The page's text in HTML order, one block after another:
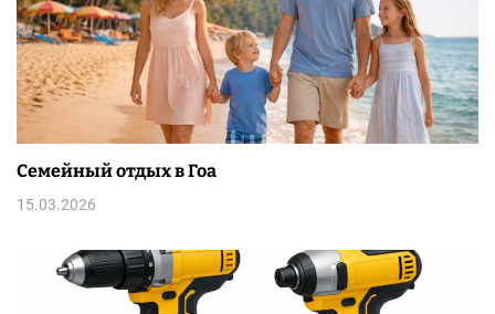
Семейный отдых в Гоа
15.03.2026